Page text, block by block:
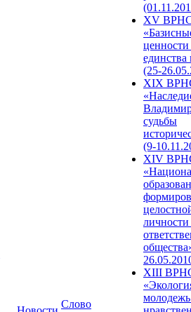
Слово
XV
единства
(25-
XIX
судьбы
(9-
XIV
XIII